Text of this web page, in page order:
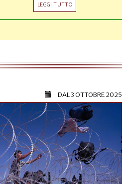
LEGGI TUTTO
DAL3 OTTOBRE 2025